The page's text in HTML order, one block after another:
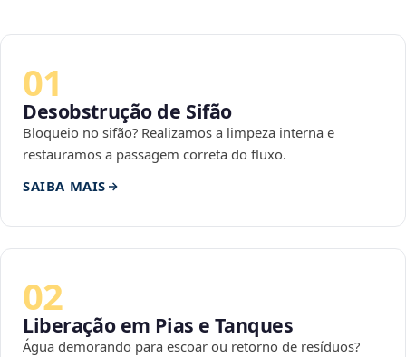
01
Desobstrução de Sifão
Bloqueio no sifão? Realizamos a limpeza interna e
restauramos a passagem correta do fluxo.
SAIBA MAIS
02
Liberação em Pias e Tanques
Água demorando para escoar ou retorno de resíduos?